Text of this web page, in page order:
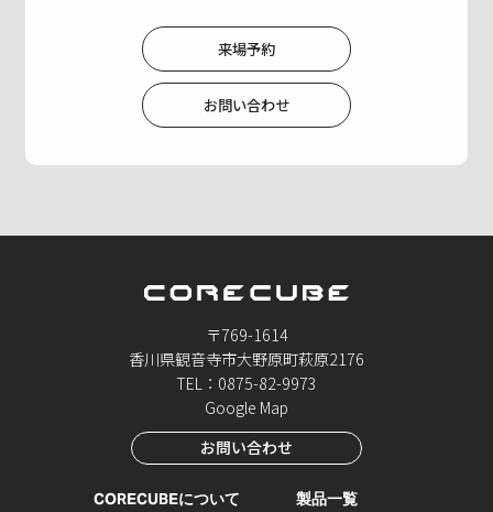
来場予約
お問い合わせ
〒769-1614
香川県観音寺市大野原町萩原2176
TEL：0875-82-9973
Google Map
お問い合わせ
CORECUBEについて 製品一覧